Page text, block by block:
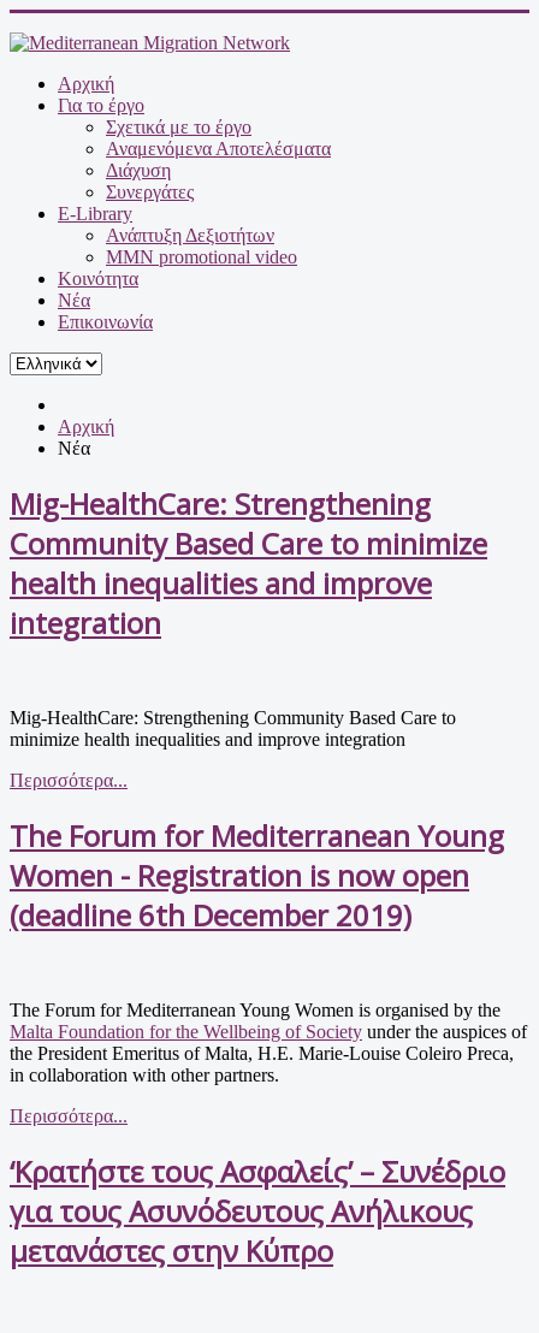
Αρχική
Για το έργο
Σχετικά με το έργο
Αναμενόμενα Αποτελέσματα
Διάχυση
Συνεργάτες
E-Library
Ανάπτυξη Δεξιοτήτων
MMN promotional video
Κοινότητα
Νέα
Επικοινωνία
Αρχική
Νέα
Mig-HealthCare: Strengthening
Community Based Care to minimize
health inequalities and improve
integration
Mig-HealthCare: Strengthening Community Based Care to
minimize health inequalities and improve integration
Περισσότερα...
The Forum for Mediterranean Young
Women - Registration is now open
(deadline 6th December 2019)
The Forum for Mediterranean Young Women is organised by the
Malta Foundation for the Wellbeing of Society under the auspices of
the President Emeritus of Malta, H.E. Marie-Louise Coleiro Preca,
in collaboration with other partners.
Περισσότερα...
‘Κρατήστε τους Ασφαλείς’ – Συνέδριο
για τους Ασυνόδευτους Ανήλικους
μετανάστες στην Κύπρο